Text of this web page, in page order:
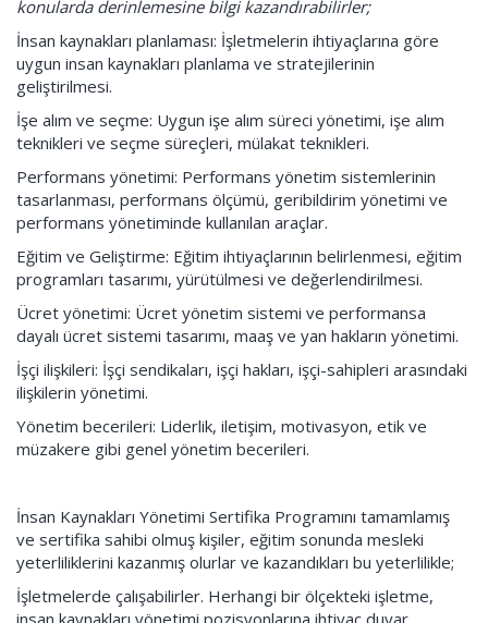
konularda derinlemesine bilgi kazandırabilirler;
İnsan kaynakları planlaması: İşletmelerin ihtiyaçlarına göre
uygun insan kaynakları planlama ve stratejilerinin
geliştirilmesi.
İşe alım ve seçme: Uygun işe alım süreci yönetimi, işe alım
teknikleri ve seçme süreçleri, mülakat teknikleri.
Performans yönetimi: Performans yönetim sistemlerinin
tasarlanması, performans ölçümü, geribildirim yönetimi ve
performans yönetiminde kullanılan araçlar.
Eğitim ve Geliştirme: Eğitim ihtiyaçlarının belirlenmesi, eğitim
programları tasarımı, yürütülmesi ve değerlendirilmesi.
Ücret yönetimi: Ücret yönetim sistemi ve performansa
dayalı ücret sistemi tasarımı, maaş ve yan hakların yönetimi.
İşçi ilişkileri: İşçi sendikaları, işçi hakları, işçi-sahipleri arasındaki
ilişkilerin yönetimi.
Yönetim becerileri: Liderlik, iletişim, motivasyon, etik ve
müzakere gibi genel yönetim becerileri.
İnsan Kaynakları Yönetimi Sertifika Programını tamamlamış
ve sertifika sahibi olmuş kişiler, eğitim sonunda mesleki
yeterliliklerini kazanmış olurlar ve kazandıkları bu yeterlilikle;
İşletmelerde çalışabilirler. Herhangi bir ölçekteki işletme,
insan kaynakları yönetimi pozisyonlarına ihtiyaç duyar.